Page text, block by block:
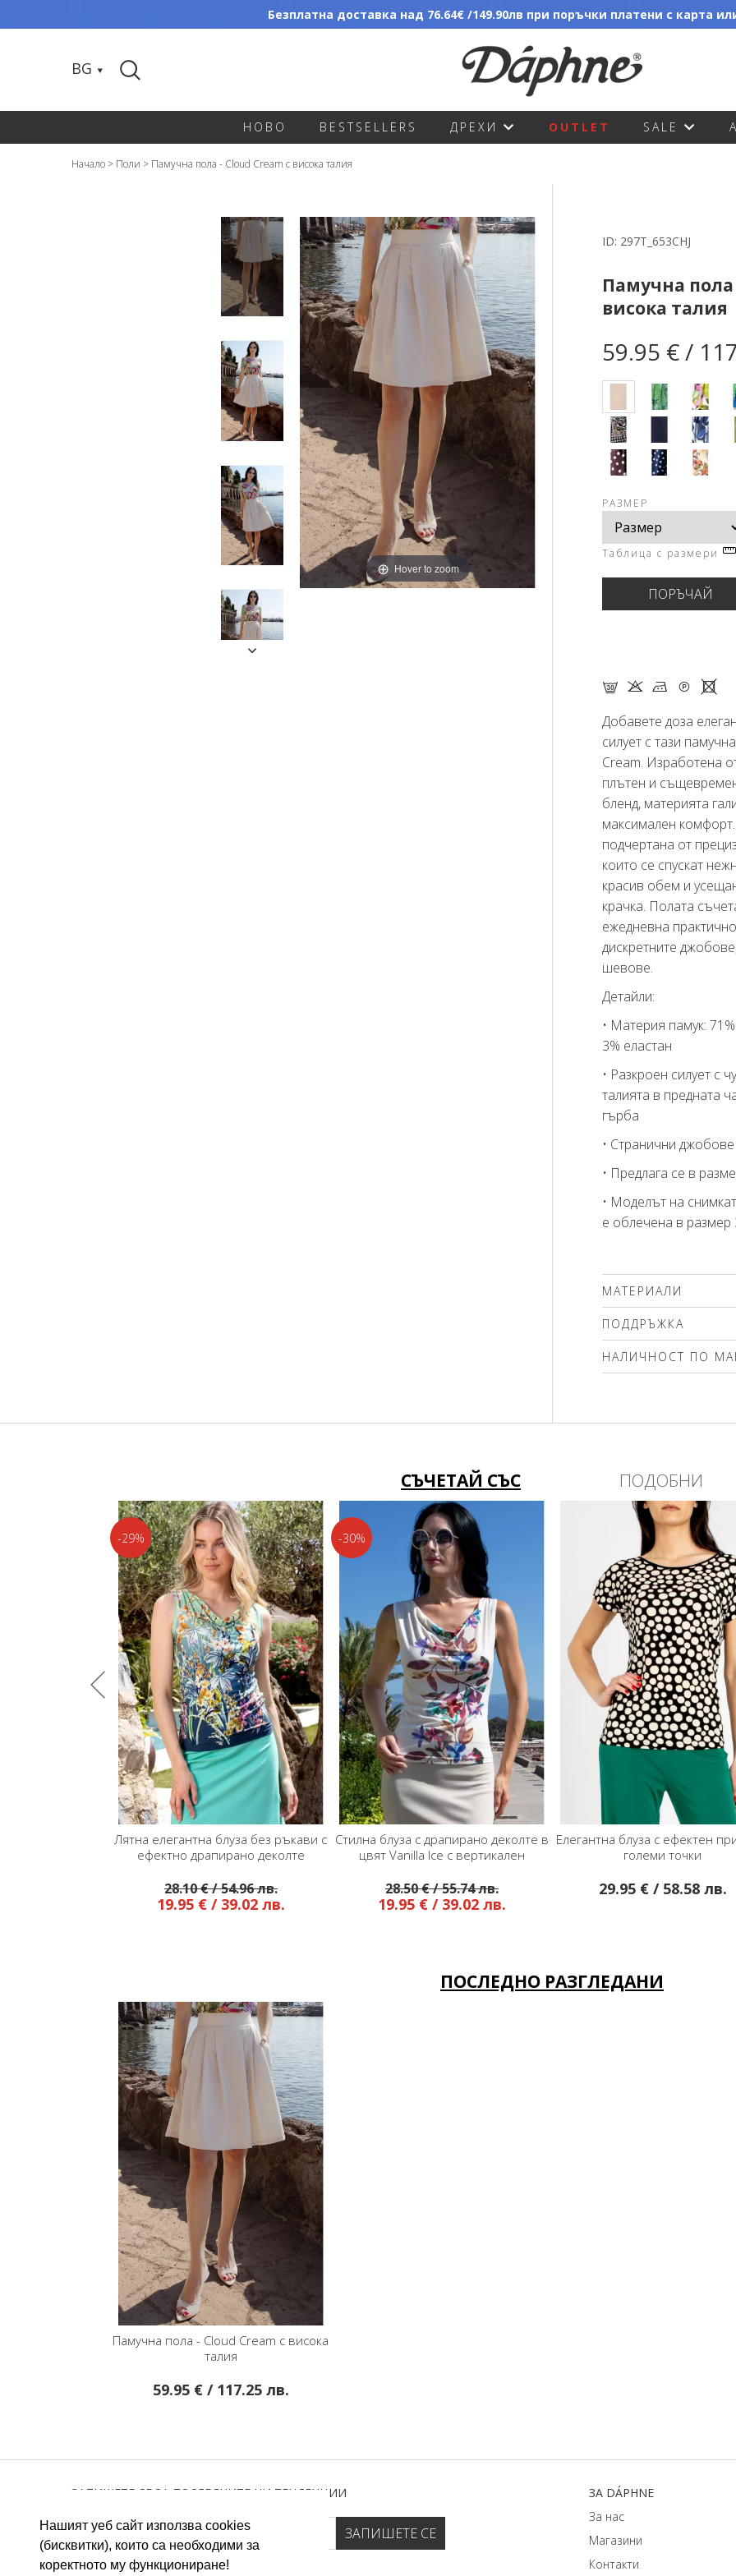
Нашият уеб сайт използва cookies
(бисквитки), които са необходими за
коректното му функциониране!
Безплатна доставка над 76.64€ /149.90лв при поръчки платени с карта
BG
НОВО BESTSELLERS ДРЕХИ OUTLET SALE
Начало > Поли > Памучна пола - Cloud Cream с висока талия
Hover to zoom
ID: 297T_653CHJ
Памучна пола
висока талия
59.95 € /
РАЗМЕР
Таблица с размери
G K M Q X
Добавете доза
силует с тази
Cream. Изработена
плътен и
бленд, материята
максимален
подчертана от
които се спускат
красив обем и
крачка. Полата
ежедневна
дискретните
шевове.
Детайли:
• Материя памук:
3% еластан
• Разкроен силует с
талията в предната
гърба
• Странични джобове
• Предлага се в
• Моделът на
е облечена в размер
МАТЕРИАЛИ
ПОДДРЪЖКА
(max. 30'С ) с
чистене.
НАЛИЧНОСТ ПО
СЪЧЕТАЙ СЪС ПОДОБНИ
блуза без ръкави с
драпирано деколте
Стилна блуза с драпирано деколте в
цвят Vanilla Ice с вертикален
28.50 € / 55.74 лв.
19.95 € / 39.02 лв.
-30%
Елегантна блуза с ефектен принт на
големи точки
29.95 € / 58.58 лв.
Елегантна
31.95 € /
ПОСЛЕДНО РАЗГЛЕДАНИ
Памучна пола - Cloud Cream с висока
талия
59.95 € / 117.25 лв.
ЗАПИШЕТЕ СЕ ЗА ПОСЛЕДНИТЕ НИ ТЕНДЕНЦИИ
ЗA DÁPHNЕ
За нас
Магазини
Контакти